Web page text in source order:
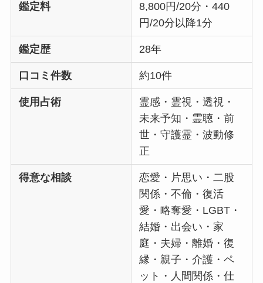
鑑定料
8,800円/20分・440
円/20分以降1分
鑑定歴 28年
口コミ件数 約10件
使用占術
霊感・霊視・透視・
未来予知・霊聴・前
世・守護霊・波動修
正
得意な相談
恋愛・片思い・二股
関係・不倫・復活
愛・略奪愛・LGBT・
結婚・出会い・家
庭・夫婦・離婚・復
縁・親子・介護・ペ
ット・人間関係・仕